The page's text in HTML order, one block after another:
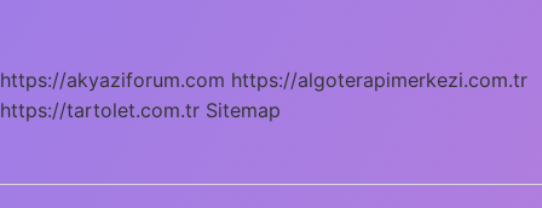
https://akyaziforum.com https://algoterapimerkezi.com.tr
https://tartolet.com.tr Sitemap